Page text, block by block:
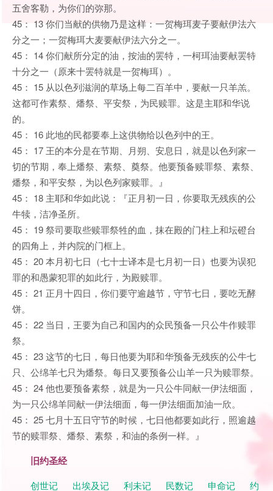
五舍客勒，为你们的弥那。
45： 13 你们当献的供物乃是这样：一贺梅珥麦子要献伊法六
分之一；一贺梅珥大麦要献伊法六分之一。
45： 14 你们献所分定的油，按油的罢特，一柯珥油要献罢特
十分之一（原来十罢特就是一贺梅珥）。
45： 15 从以色列滋润的草场上每二百羊中，要献一只羊羔。
这都可作素祭、燔祭、平安祭，为民赎罪。这是主耶和华说
的。
45： 16 此地的民都要奉上这供物给以色列中的王。
45： 17 王的本分是在节期、月朔、安息日，就是以色列家一
切的节期，奉上燔祭、素祭、奠祭。他要预备赎罪祭、素祭、
燔祭，和平安祭，为以色列家赎罪。』
45： 18 主耶和华如此说：『正月初一日，你要取无残疾的公
牛犊，洁净圣所。
45： 19 祭司要取些赎罪祭牲的血，抹在殿的门柱上和坛磴台
的四角上，并内院的门框上。
45： 20 本月初七日（七十士译本是七月初一日）也要为误犯
罪的和愚蒙犯罪的如此行，为殿赎罪。
45： 21 正月十四日，你们要守逾越节，守节七日，要吃无酵
饼。
45： 22 当日，王要为自己和国内的众民预备一只公牛作赎罪
祭。
45： 23 这节的七日，每日他要为耶和华预备无残疾的公牛七
只、公绵羊七只为燔祭。每日又要预备公山羊一只为赎罪祭。
45： 24 他也要预备素祭，就是为一只公牛同献一伊法细面，
为一只公绵羊同献一伊法细面，每一伊法细面加油一欣。
45： 25 七月十五日守节的时候，七日他都要如此行，照逾越
节的赎罪祭、燔祭、素祭，和油的条例一样。』
旧约圣经
创世记 出埃及记 利未记 民数记 申命记
约